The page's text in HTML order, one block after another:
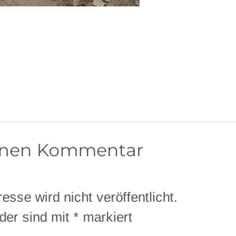
Kommentar
wird nicht veröffentlicht.
sind mit *markiert